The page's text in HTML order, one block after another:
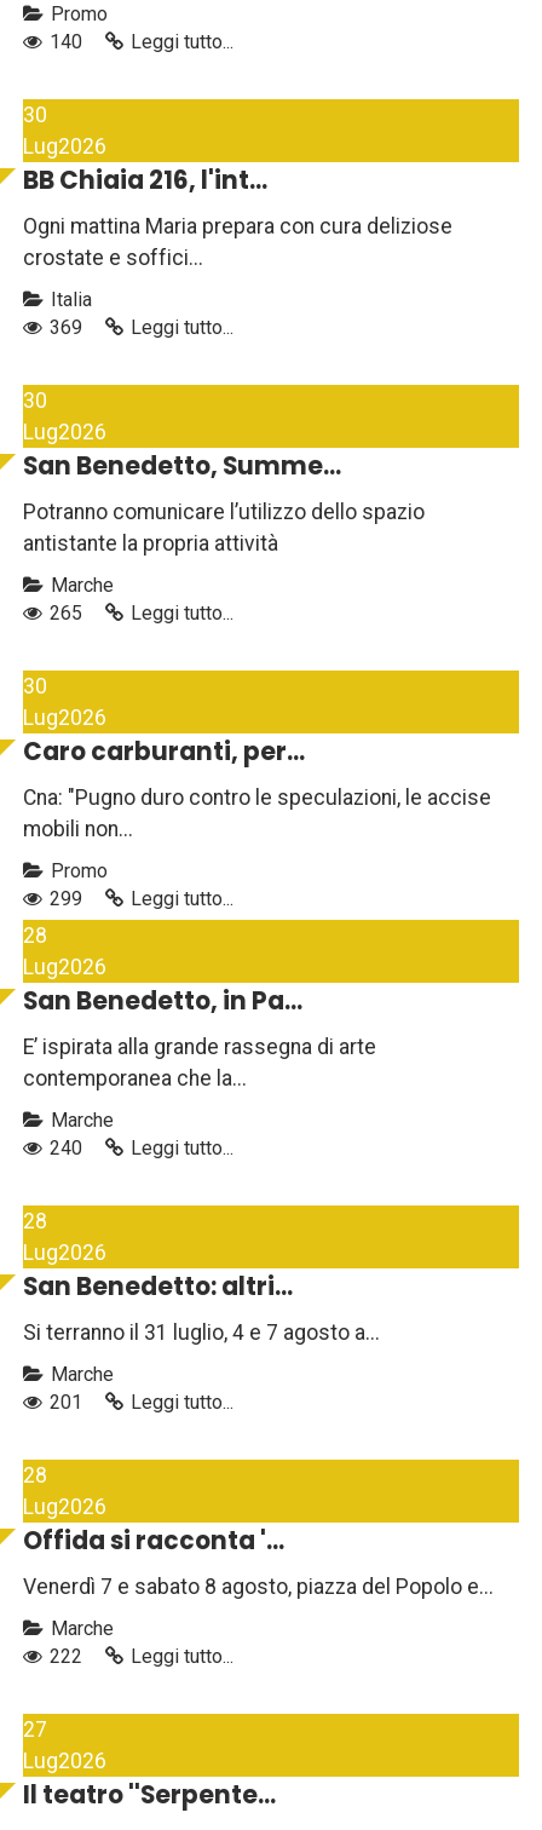
Promo
140
Leggi tutto...
30
Lug2026
BB Chiaia 216, l'int...
Ogni mattina Maria prepara con cura deliziose
crostate e soffici...
Italia
369
Leggi tutto...
30
Lug2026
San Benedetto, Summe...
Potranno comunicare l’utilizzo dello spazio
antistante la propria attività
Marche
265
Leggi tutto...
30
Lug2026
Caro carburanti, per...
Cna: "Pugno duro contro le speculazioni, le accise
mobili non...
Promo
299
Leggi tutto...
28
Lug2026
San Benedetto, in Pa...
E’ ispirata alla grande rassegna di arte
contemporanea che la...
Marche
240
Leggi tutto...
28
Lug2026
San Benedetto: altri...
Si terranno il 31 luglio, 4 e 7 agosto a...
Marche
201
Leggi tutto...
28
Lug2026
Offida si racconta '...
Venerdì 7 e sabato 8 agosto, piazza del Popolo e...
Marche
222
Leggi tutto...
27
Lug2026
Il teatro ''Serpente...